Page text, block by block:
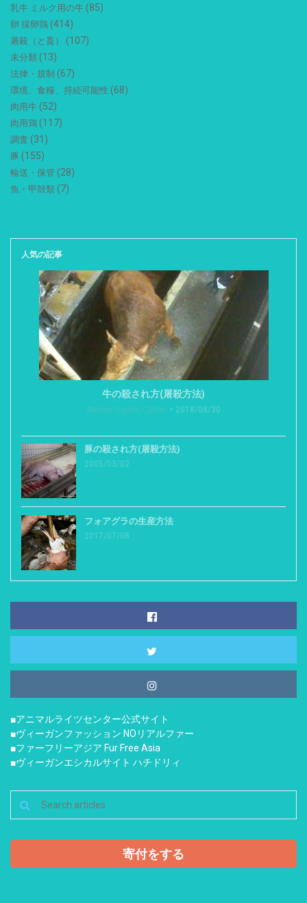
乳牛 ミルク用の牛 (85)
卵 採卵鶏 (414)
屠殺（と畜） (107)
未分類 (13)
法律・規制 (67)
環境、食糧、持続可能性 (68)
肉用牛 (52)
肉用鶏 (117)
調査 (31)
豚 (155)
輸送・保管 (28)
魚・甲殻類 (7)
人気の記事
牛の殺され方(屠殺方法)
Animal Rights Center 2018/08/30
豚の殺され方(屠殺方法)
2005/03/02
フォアグラの生産方法
2017/07/08
■アニマルライツセンター公式サイト
■ヴィーガンファッション NOリアルファー
■ファーフリーアジア Fur Free Asia
■ヴィーガンエシカルサイト ハチドリィ
寄付をする